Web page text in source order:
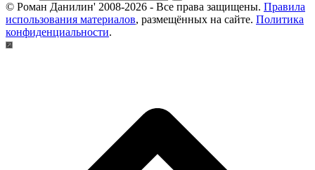
© Роман Данилин' 2008-2026 - Все права защищены. Правила
использования материалов, размещённых на сайте. Политика
конфиденциальности.